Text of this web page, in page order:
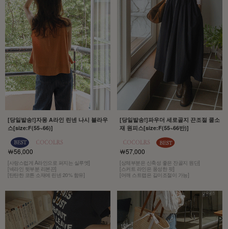
[당일발송!]자몽 A라인 린넨 나시 블라우
스[size:F(55~66)]
￦56,000
[사랑스럽게 A라인으로 퍼지는 실루엣]
[넥라인 뒷부분 리본끈]
[탄탄한 코튼 소재에 린넨 20% 함유]
[당일발송!]파우더 세로골지 끈조절 쿨소
재 원피스[size:F(55~66반)]
￦57,000
[상체부분은 신축성 좋은 잔골지 원단]
[스커트 라인은 풍성한 핏]
[어깨 스트랩은 길이조절이 가능]